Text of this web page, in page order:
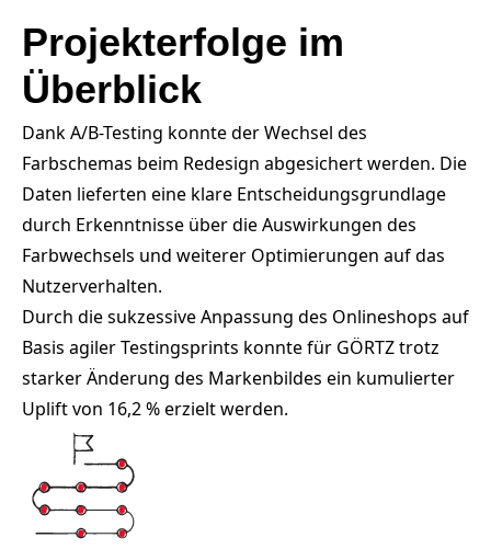
Projekterfolge im
Überblick
Dank A/B-Testing konnte der Wechsel des
Farbschemas beim Redesign abgesichert werden. Die
Daten lieferten eine klare Entscheidungsgrundlage
durch Erkenntnisse über die Auswirkungen des
Farbwechsels und weiterer Optimierungen auf das
Nutzerverhalten.
Durch die sukzessive Anpassung des Onlineshops auf
Basis agiler Testingsprints konnte für GÖRTZ trotz
starker Änderung des Markenbildes ein kumulierter
Uplift von 16,2 % erzielt werden.